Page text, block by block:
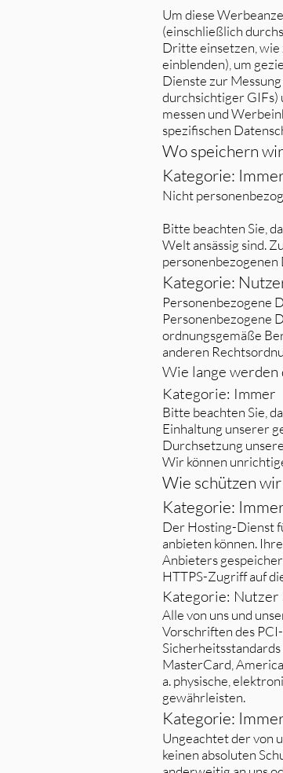
Um diese
(einschließlich
Dritte einsetzen, wie
einblenden), um
Dienste zur
durchsichtiger GIFs)
messen und
spezifischen
Wo speichern
Kategorie:
Nicht
Bitte beachten Sie,
Welt ansässig sind.
personenbezogenen
Kategorie:
Personenbezogene
Personenbezogene
ordnungsgemäße
anderen
Wie lange werden
Kategorie: Immer
Bitte beachten Sie,
Einhaltung unserer
Durchsetzung
Wir können
Wie schützen
Kategorie:
Der Hosting-Dienst
anbieten können.
Anbieters
HTTPS-Zugriff auf
Kategorie:
Alle von uns und
Vorschriften des
MasterCard,
a. physische,
gewährleisten.
Kategorie:
Ungeachtet der von
keinen absoluten